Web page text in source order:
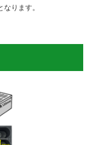
ります。